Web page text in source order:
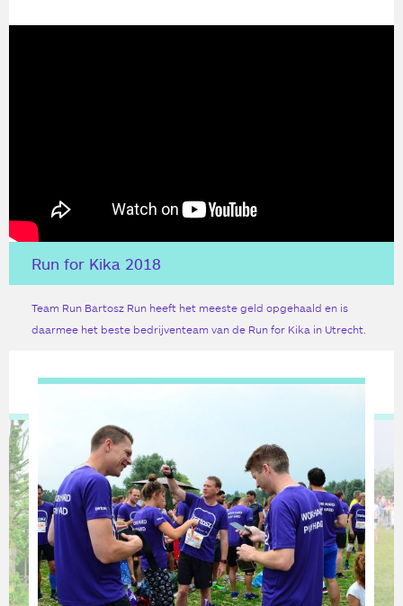
Run for Kika 2018
Team Run Bartosz Run heeft het meeste geld opgehaald en is
daarmee het beste bedrijventeam van de Run for Kika in Utrecht.